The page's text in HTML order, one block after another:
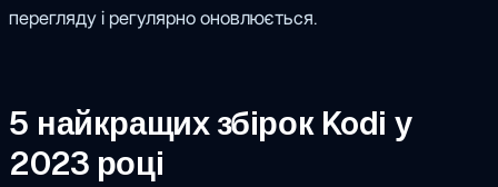
перегляду і регулярно оновлюється.
5 найкращих збірок Kodi у
2023 році